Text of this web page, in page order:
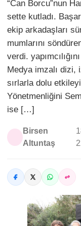
“Can Borcu”nun
sette kutladı.
ekip arkadaşları
mumlarını
verdi.
Medya imzalı dizi,
sırlarla dolu
Yönetmenliğini
ise […]
Birsen
Altuntaş